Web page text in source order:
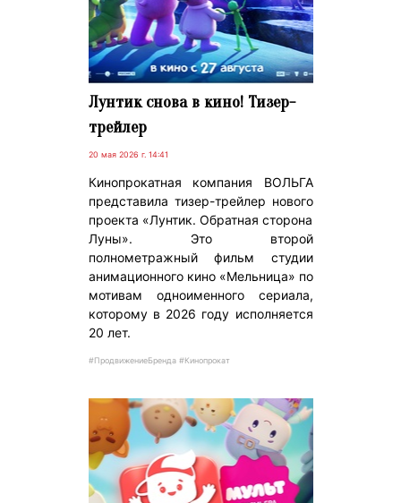
Лунтик снова в кино! Тизер-
трейлер
20 мая 2026 г. 14:41
Кинопрокатная компания ВОЛЬГА
представила тизер-трейлер нового
проекта «Лунтик. Обратная сторона
Луны». Это второй
полнометражный фильм студии
анимационного кино «Мельница» по
мотивам одноименного сериала,
которому в 2026 году исполняется
20 лет.
#ПродвижениеБренда #Кинопрокат